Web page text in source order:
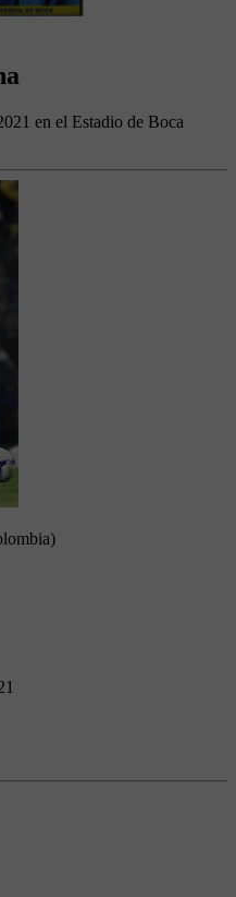
en el Estadio de Boca